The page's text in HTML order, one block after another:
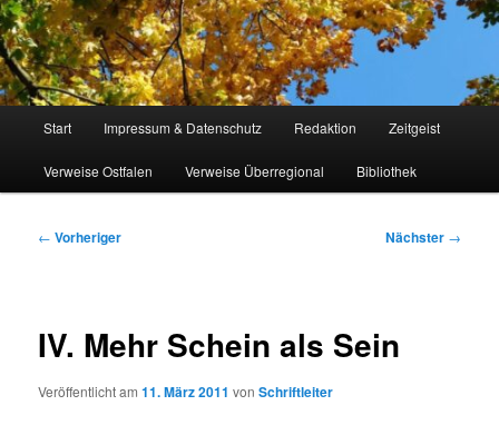
Start Impressum & Datenschutz Redaktion Zeitgeist
Verweise Ostfalen Verweise Überregional Bibliothek
Beitragsnavigation
← Vorheriger Nächster →
IV. Mehr Schein als Sein
Veröffentlicht am11. März 2011 vonSchriftleiter